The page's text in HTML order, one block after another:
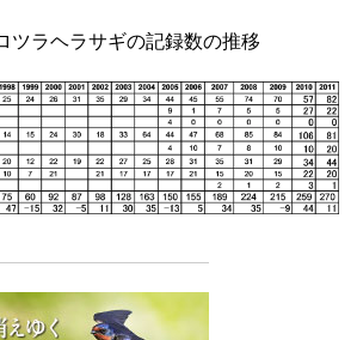
ラヘラサギの記録数の推移